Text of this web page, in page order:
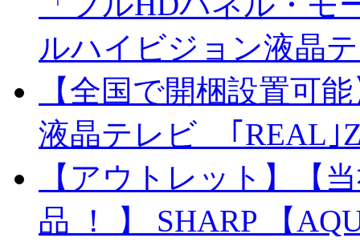
ルハイビジョン液晶
【全国で開梱設置
液晶テレビ ｢REAL｣
【アウトレット】【
品 ！ 】 SHARP 【